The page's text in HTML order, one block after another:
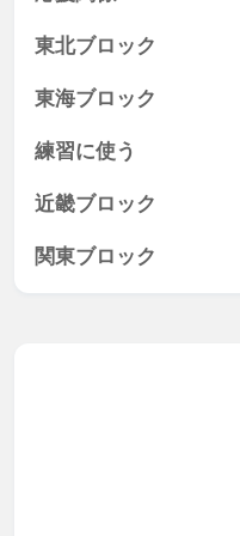
東北ブロック
東海ブロック
練習に使う
近畿ブロック
関東ブロック